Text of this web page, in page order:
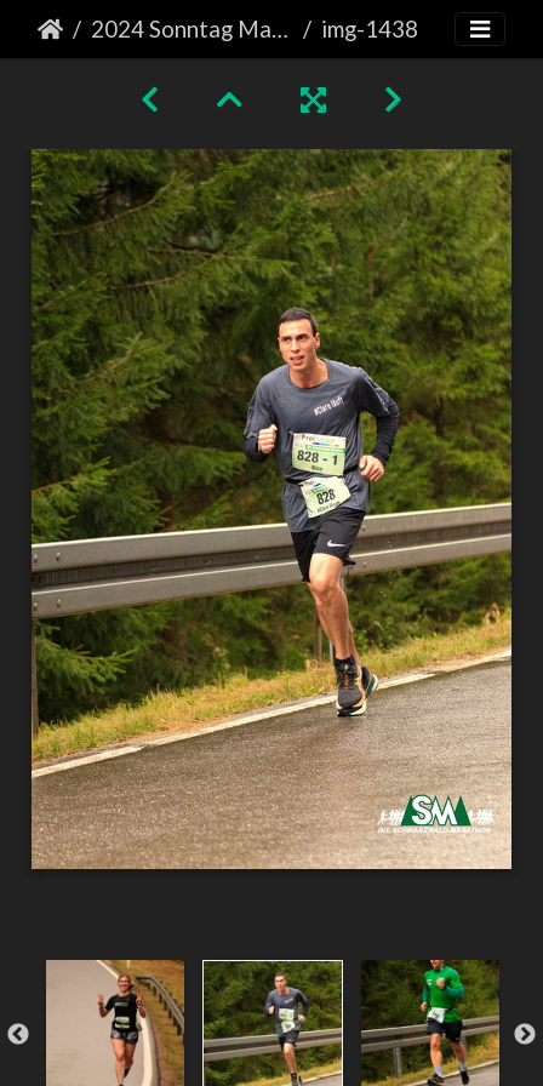
2024 Sonntag Marathon img-1438